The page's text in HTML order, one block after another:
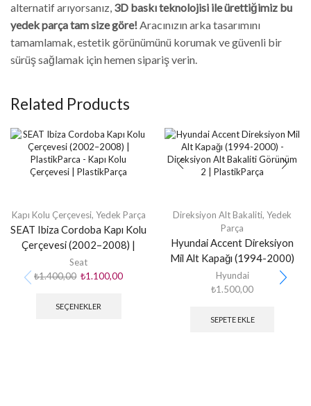
alternatif arıyorsanız, 3D baskı teknolojisi ile ürettiğimiz bu
yedek parça tam size göre!Aracınızın arka tasarımını
tamamlamak, estetik görünümünü korumak ve güvenli bir
sürüş sağlamak için hemen sipariş verin.
Related Products
Kapı Kolu Çerçevesi, Yedek Parça
SEAT Ibiza Cordoba Kapı Kolu
Çerçevesi (2002–2008) |
PlastikParca 3D Baskı
Seat
₺1.400,00 ₺1.100,00
SEÇENEKLER
Direksiyon Alt Bakaliti,Yedek
Parça
Hyundai Accent Direksiyon
Mil Alt Kapağı (1994-2000)
Hyundai
₺1.500,00
SEPETE EKLE